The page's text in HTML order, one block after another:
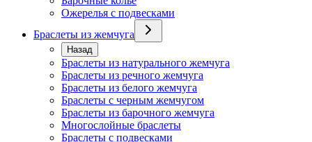
Ожерелья с подвесками
Браслеты из жемчуга
Назад
Браслеты из натурального жемчуга
Браслеты из речного жемчуга
Браслеты из белого жемчуга
Браслеты с черным жемчугом
Браслеты из барочного жемчуга
Многослойные браслеты
Браслеты с подвесками